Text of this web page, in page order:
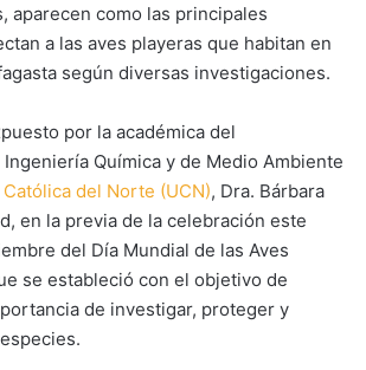
aparecen como las principales
a las aves playeras que habitan en
según diversas investigaciones.
por la académica del
Química y de Medio Ambiente
del Norte (UCN), Dra. Bárbara
en la previa de la celebración este
del Día Mundial de las Aves
se estableció con el objetivo de
de investigar, proteger y